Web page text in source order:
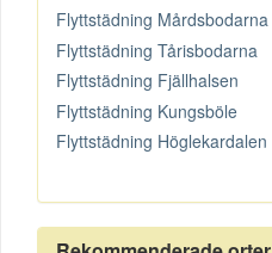
Flyttstädning Mårdsbodarna
Flyttstädning Tårisbodarna
Flyttstädning Fjällhalsen
Flyttstädning Kungsböle
Flyttstädning Höglekardalen